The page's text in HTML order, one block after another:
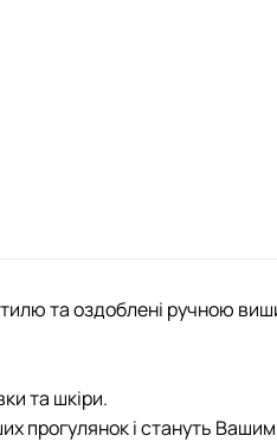
та оздоблені ручною
та шкіри.
прогулянок і стануть